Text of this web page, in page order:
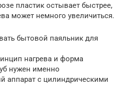
пластик остывает быстрее,
может немного увеличиться.
бытовой паяльник для
нагрева и форма
нужен именно
аппарат с цилиндрическими